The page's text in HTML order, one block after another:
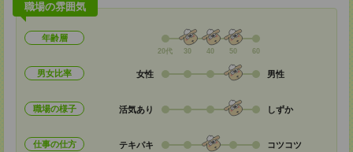
職場の雰囲気
年齢層
20代 30 40 50 60
男女比率 女性 男性
職場の様子 活気あり しずか
仕事の仕方 テキパキ コツコツ